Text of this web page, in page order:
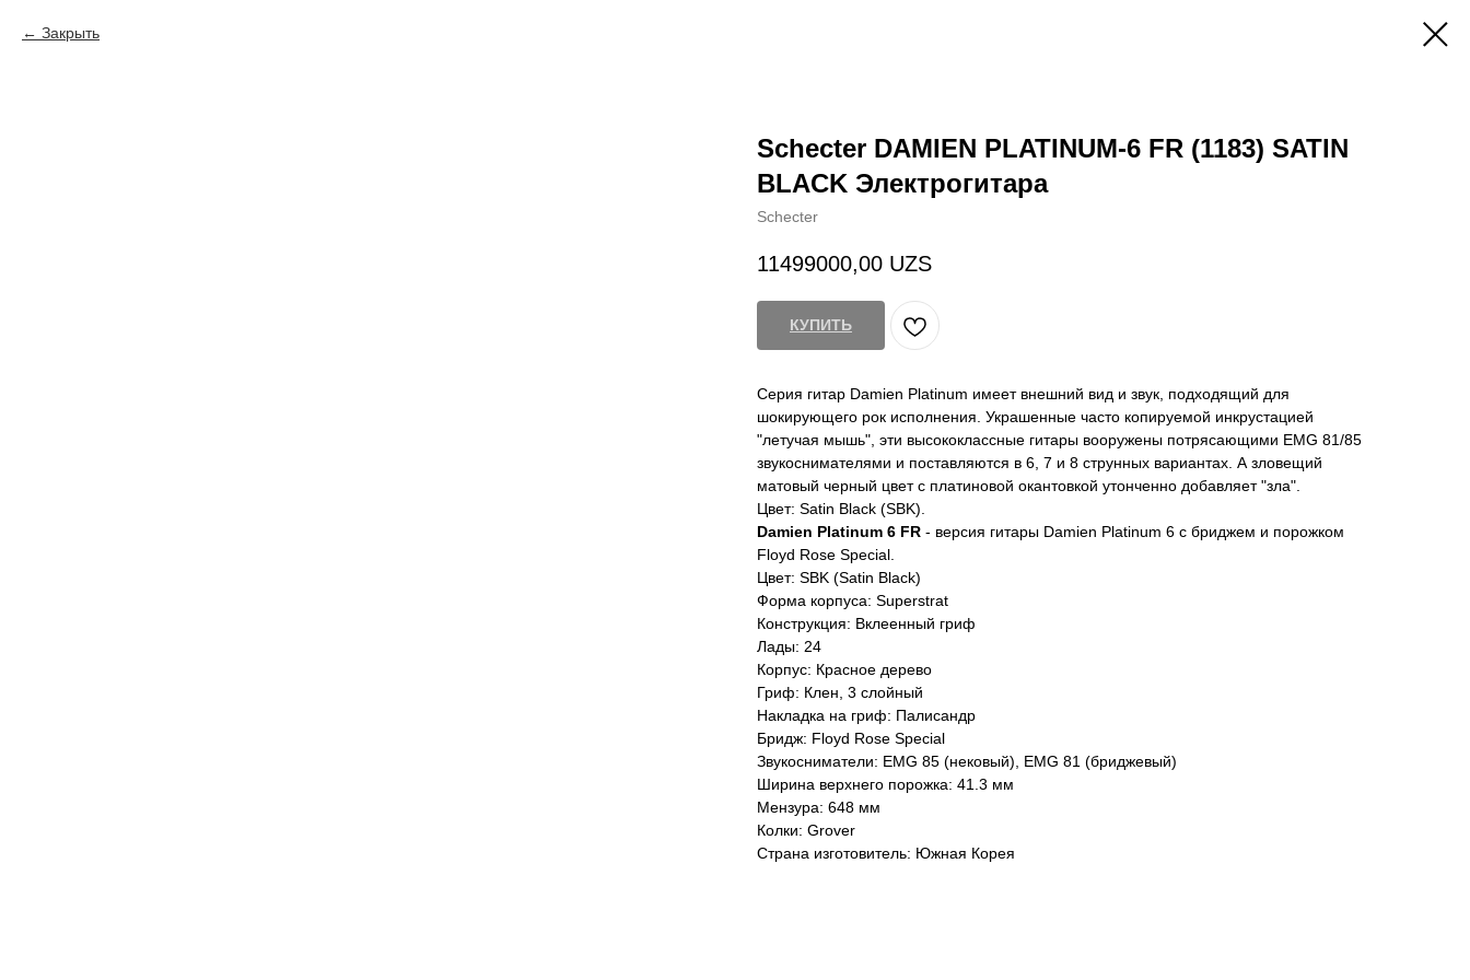
Закрыть
Schecter DAMIEN PLATINUM-6 FR (1183) SATIN
BLACK Электрогитара
Schecter
11499000,00 UZS
КУПИТЬ
Серия гитар Damien Platinum имеет внешний вид и звук, подходящий для
шокирующего рок исполнения. Украшенные часто копируемой инкрустацией
"летучая мышь", эти высококлассные гитары вооружены потрясающими EMG 81/85
звукоснимателями и поставляются в 6, 7 и 8 струнных вариантах. А зловещий
матовый черный цвет с платиновой окантовкой утонченно добавляет "зла".
Цвет: Satin Black (SBK).
Damien Platinum 6 FR - версия гитары Damien Platinum 6 с бриджем и порожком
Floyd Rose Special.
Цвет: SBK (Satin Black)
Форма корпуса: Superstrat
Конструкция: Вклеенный гриф
Лады: 24
Корпус: Красное дерево
Гриф: Клен, 3 слойный
Накладка на гриф: Палисандр
Бридж: Floyd Rose Special
Звукосниматели: EMG 85 (нековый), EMG 81 (бриджевый)
Ширина верхнего порожка: 41.3 мм
Мензура: 648 мм
Колки: Grover
Страна изготовитель: Южная Корея​